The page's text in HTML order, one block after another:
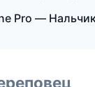
Pro —